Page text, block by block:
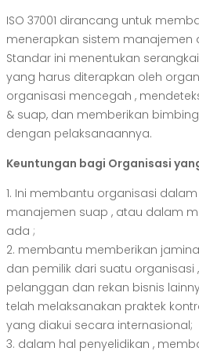
ISO 37001 dirancang untuk
menerapkan sistem manajemen
Standar ini menentukan
yang harus diterapkan oleh
organisasi mencegah ,
& suap, dan memberikan
dengan pelaksanaannya.
Keuntungan bagi Organisasi
1. Ini membantu organisasi
manajemen suap , atau dalam
ada ;
2. membantu memberikan
dan pemilik dari suatu
pelanggan dan rekan bisnis
telah melaksanakan praktek
yang diakui secara internasional;
3. dalam hal penyelidikan ,